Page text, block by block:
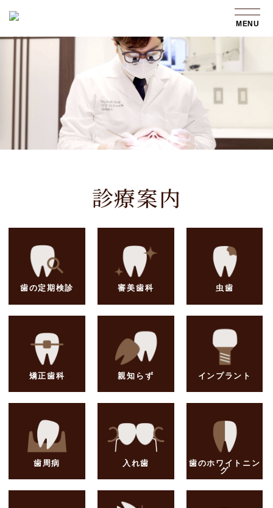
診療案内
歯の定期検診 審美歯科 虫歯
矯正歯科 親知らず インプラント
歯周病 入れ歯
歯のホワイトニン
グ
MENU